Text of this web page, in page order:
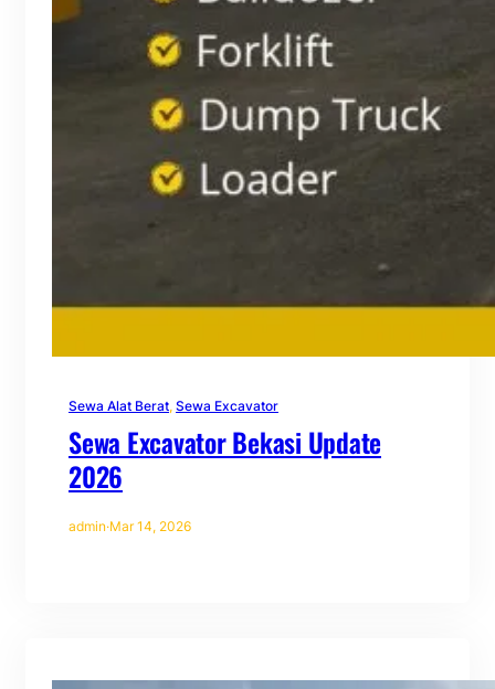
Sewa Alat Berat, Sewa Excavator
Sewa Excavator Bekasi Update
2026
admin·Mar 14, 2026